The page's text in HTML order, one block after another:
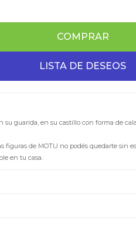
COMPRAR
su guarida, en su castillo con forma de
figuras de MOTU no podés quedarte sin
en tu casa.